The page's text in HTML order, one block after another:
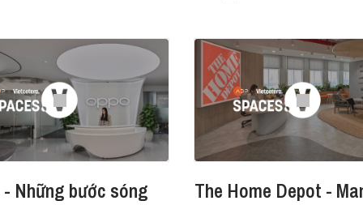
vn
Những bước sóng
The Home Depot - Mang bản